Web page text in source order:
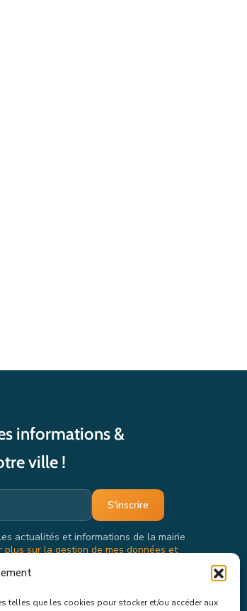
telles que les cookies pour stocker et/ou accéder aux
informations &
ville !
actualités et informations de la mairie
plus sur la gestion de mes données et